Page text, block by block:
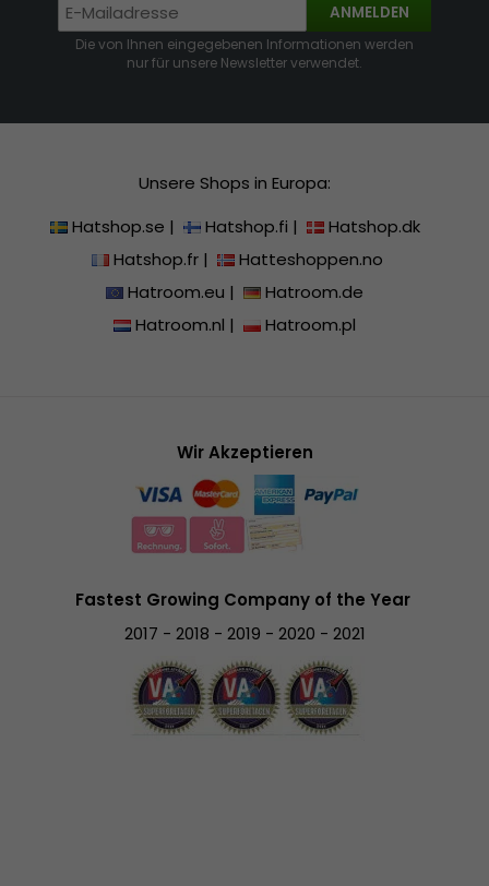
ANMELDEN
Die von Ihnen eingegebenen Informationen werden
nur für unsere Newsletter verwendet.
Unsere Shops in Europa:
Hatshop.se | Hatshop.fi |
Hatshop.dk
Hatshop.fr|
Hatteshoppen.no
Hatroom.eu |
Hatroom.de
Hatroom.nl | Hatroom.pl
Wir Akzeptieren
Fastest Growing Company of the Year
2017 - 2018 - 2019 - 2020 - 2021